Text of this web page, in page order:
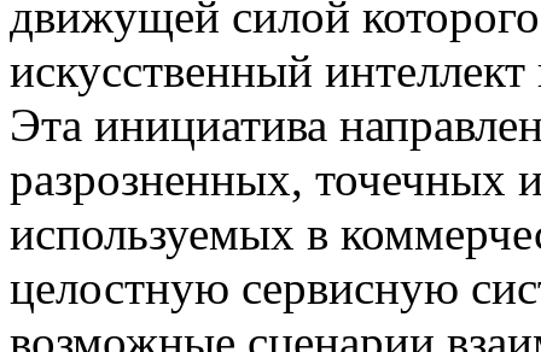
движущей силой
искусственный
Эта инициатива
разрозненных, точечных
используемых в
целостную сервисную
возможные сценарии